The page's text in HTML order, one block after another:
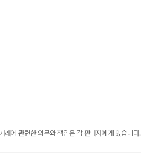
래에 관련한 의무와 책임은 각 판매자에게 있습니다.